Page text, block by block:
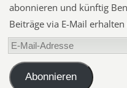
abonnieren und künftig
Beiträge via E-Mail
E-
Mail-
AdresseAbonnieren